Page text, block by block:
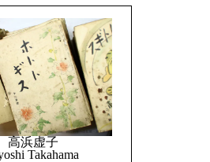
高浜虚子
Takahama